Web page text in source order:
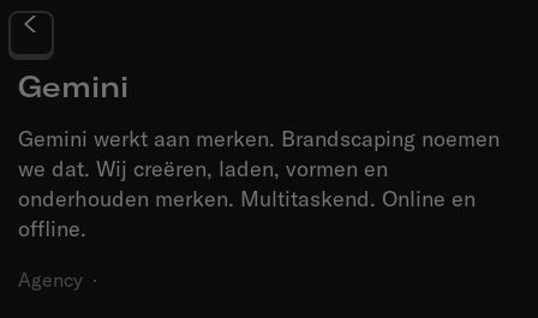
Gemini
Gemini werkt aan merken. Brandscaping noemen
we dat. Wij creëren, laden, vormen en
onderhouden merken. Multitaskend. Online en
offline.
Agency ·